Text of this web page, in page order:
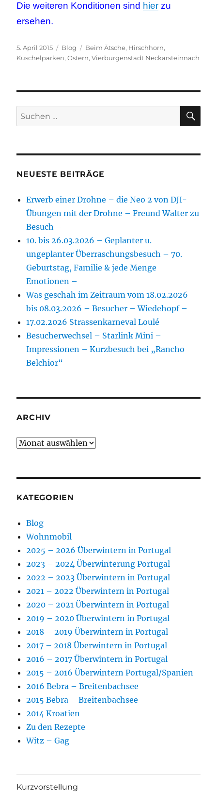
Die weiteren Konditionen sind hier zu
ersehen.
Veröffentlicht
am
5. April 2015 Kategorien
Blog Schlagwörter
Beim Ätsche, Hirschhorn,
Kuschelparken,Ostern,Vierburgenstadt Neckarsteinnach
Suchen
nach:
NEUESTE BEITRÄGE
Erwerb einer Drohne – die Neo 2 von DJI-
Übungen mit der Drohne – Freund Walter zu
Besuch –
10. bis 26.03.2026 – Geplanter u.
ungeplanter Überraschungsbesuch – 70.
Geburtstag, Familie & jede Menge
Emotionen –
Was geschah im Zeitraum vom 18.02.2026
bis 08.03.2026 – Besucher – Wiedehopf –
17.02.2026 Strassenkarneval Loulé
Besucherwechsel – Starlink Mini –
Impressionen – Kurzbesuch bei „Rancho
Belchior“ –
ARCHIV
Archiv
KATEGORIEN
Blog
Wohnmobil
2025 – 2026 Überwintern in Portugal
2023 – 2024 Überwinterung Portugal
2022 – 2023 Überwintern in Portugal
2021 – 2022 Überwintern in Portugal
2020 – 2021 Überwintern in Portugal
2019 – 2020 Überwintern in Portugal
2018 – 2019 Überwintern in Portugal
2017 – 2018 Überwintern in Portugal
2016 – 2017 Überwintern in Portugal
2015 – 2016 Überwintern Portugal/Spanien
2016 Bebra – Breitenbachsee
2015 Bebra – Breitenbachsee
2014 Kroatien
Zu den Rezepte
Witz – Gag
Kurzvorstellung